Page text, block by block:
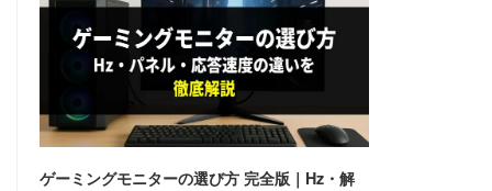
ゲーミングモニターの選び方 完全版｜Hz・解